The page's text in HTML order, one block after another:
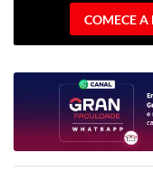
COMECE A